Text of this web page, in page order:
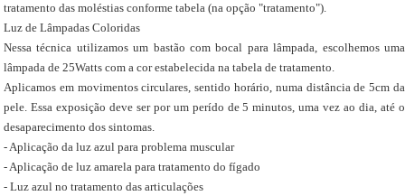
tratamento das moléstias conforme tabela (na opção "tratamento").
Luz de Lâmpadas Coloridas
Nessa técnica utilizamos um bastão com bocal para lâmpada, escolhemos uma
lâmpada de 25Watts com a cor estabelecida na tabela de tratamento.
Aplicamos em movimentos circulares, sentido horário, numa distância de 5cm da
pele. Essa exposição deve ser por um perído de 5 minutos, uma vez ao dia, até o
desaparecimento dos sintomas.
- Aplicação da luz azul para problema muscular
- Aplicação de luz amarela para tratamento do fígado
- Luz azul no tratamento das articulações